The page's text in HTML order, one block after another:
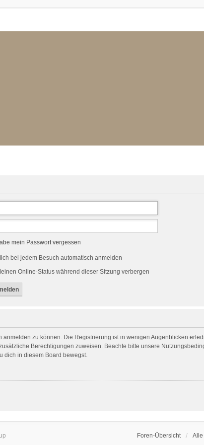
mein Passwort vergessen
bei jedem Besuch automatisch anmelden
Online-Status während dieser Sitzung verbergen
anmelden zu können. Die Registrierung ist in wenigen Augenblicken
Berechtigungen zuweisen. Beachte bitte unsere
dich in diesem Board bewegst.
Foren-Übersicht Alle